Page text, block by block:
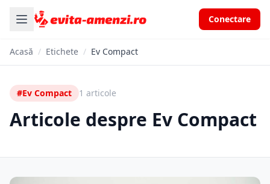
Conectare
Acasă / Etichete / Ev Compact
#Ev Compact 1 articole
Articole despre Ev Compact